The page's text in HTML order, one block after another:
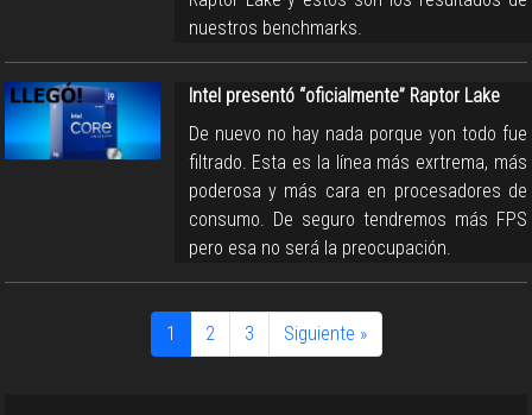
nuestros benchmarks.
Intel presentó “oficialmente” Raptor Lake
De nuevo no hay nada porque yon todo fue
filtrado. Esta es la línea más exrtrema, más
poderosa y más cara en procesadores de
consumo. De seguro tendremos más FPS
pero esa no será la preocupación.
1 2 3 Siguiente »